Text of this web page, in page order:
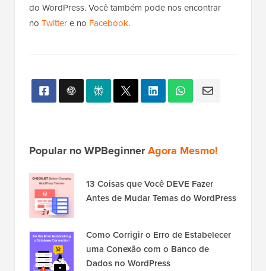
do WordPress. Você também pode nos encontrar
no Twittere no Facebook.
Popular no WPBeginnerAgora Mesmo!
13 Coisas que Você DEVE Fazer
Antes de Mudar Temas do WordPress
Como Corrigir o Erro de Estabelecer
uma Conexão com o Banco de
Dados no WordPress